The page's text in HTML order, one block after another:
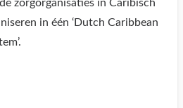
zorgorganisaties in Caribisch
in één ‘Dutch Caribbean